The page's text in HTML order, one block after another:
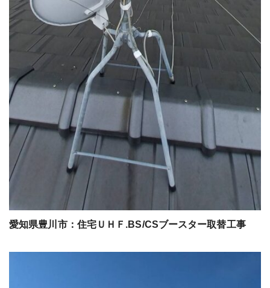
愛知県豊川市：住宅ＵＨＦ.BS/CSブースター取替工事